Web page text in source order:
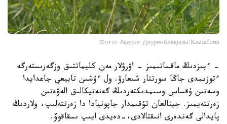
Фото: Ақерке Дәуренбекқызы/Kazinform
- ءبىزدىڭ ماقساتىمىز - اۋرۋلار مەن كليماتتىق وزگەرىستەرگە
ءتوزىمدى جاڭا سورتتار شىعارۋ. ول ءۇشىن تابيعي جاعدايدا
وسەتىن ۇقساس وسىمدىكتەردىڭ گەنەتيكالىق الەۋەتىن
زەرتتەيمىز. جينالعان تۇقىمدار جاپونيادا دا زەرتتەلىپ، ولاردىڭ
پايدالى گەندەرى انىقتالادى،-دەيدى ايىپ ىسقاقوۆ.